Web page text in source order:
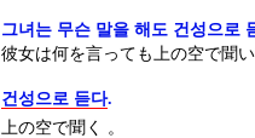
그녀는 무슨 말을 해도 건성으로
彼女は何を言っても上の空で聞い
건성으로 듣다.
上の空で聞く 。